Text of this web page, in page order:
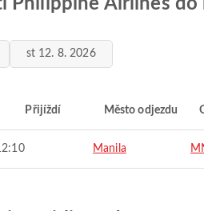
Airlines do
st 12. 8. 2026
Přijíždí Město odjezdu
Manila